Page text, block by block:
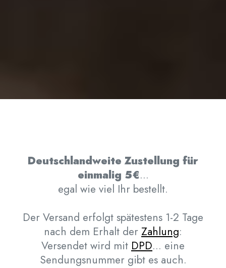
Deutschlandweite Zustellung für
einmalig 5€…
egal wie viel Ihr bestellt.
Der Versand erfolgt spätestens 1-2 Tage
nach dem Erhalt der Zahlung:
Versendet wird mit DPD… eine
Sendungsnummer gibt es auch.